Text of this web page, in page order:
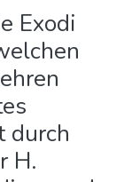
Exodi
durch
H.